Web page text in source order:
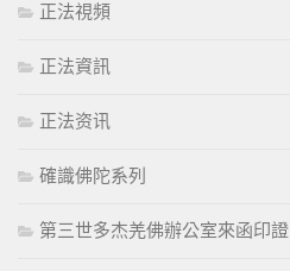
正法視頻
正法資訊
正法资讯
確識佛陀系列
第三世多杰羌佛辦公室來函印證